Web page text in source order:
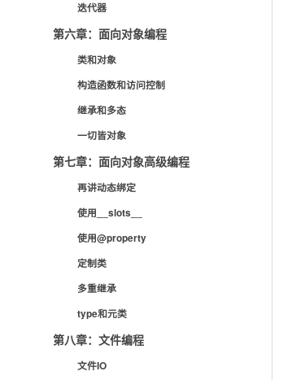
迭代器
第六章：面向对象编程
类和对象
构造函数和访问控制
继承和多态
一切皆对象
第七章：面向对象高级编程
再讲动态绑定
使用__slots__
使用@property
定制类
多重继承
type和元类
第八章：文件编程
文件IO